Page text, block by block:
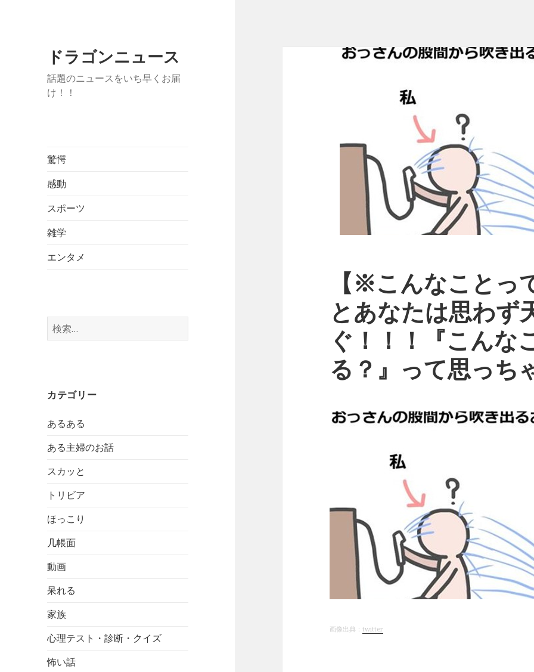
ドラゴンニュース
話題のニュースをいち早くお届
け！！
驚愕
感動
スポーツ
雑学
エンタメ
検
索:
カテゴリー
あるある
ある主婦のお話
スカッと
トリビア
ほっこり
几帳面
動画
呆れる
家族
心理テスト・診断・クイズ
怖い話
【※こんなことっ
とあなたは思わず
ぐ！！！『こんな
る？』って思っち
画像出典：twitter